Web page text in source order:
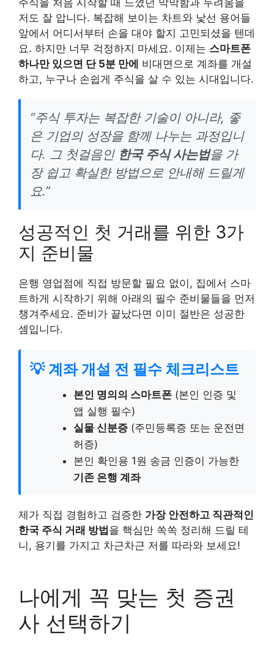
저도 잘 압니다. 복잡해 보이는 차트와 낯선 용어들
앞에서 어디서부터 손을 대야 할지 고민되셨을 텐데
요. 하지만 너무 걱정하지 마세요. 이제는 스마트폰
하나만 있으면 단 5분 만에 비대면으로 계좌를 개설
하고, 누구나 손쉽게 주식을 살 수 있는 시대입니다.
“주식 투자는 복잡한 기술이 아니라, 좋
은 기업의 성장을 함께 나누는 과정입니
다. 그 첫걸음인 한국 주식 사는법을 가
장 쉽고 확실한 방법으로 안내해 드릴게
요.”
성공적인 첫 거래를 위한 3가
지 준비물
은행 영업점에 직접 방문할 필요 없이, 집에서 스마
트하게 시작하기 위해 아래의 필수 준비물들을 먼저
챙겨주세요. 준비가 끝났다면 이미 절반은 성공한
셈입니다.
💡 계좌 개설 전 필수 체크리스트
본인 명의의 스마트폰 (본인 인증 및
앱 실행 필수)
실물 신분증 (주민등록증 또는 운전면
허증)
본인 확인용 1원 송금 인증이 가능한
기존 은행 계좌
제가 직접 경험하고 검증한 가장 안전하고 직관적인
한국 주식 거래 방법을 핵심만 쏙쏙 정리해 드릴 테
니, 용기를 가지고 차근차근 저를 따라와 보세요!
나에게 꼭 맞는 첫 증권
사 선택하기